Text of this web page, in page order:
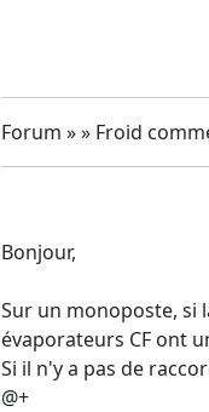
Forum » » Froid
Bonjour,
Sur un monoposte, si
évaporateurs CF ont
Si il n'y a pas de
@+